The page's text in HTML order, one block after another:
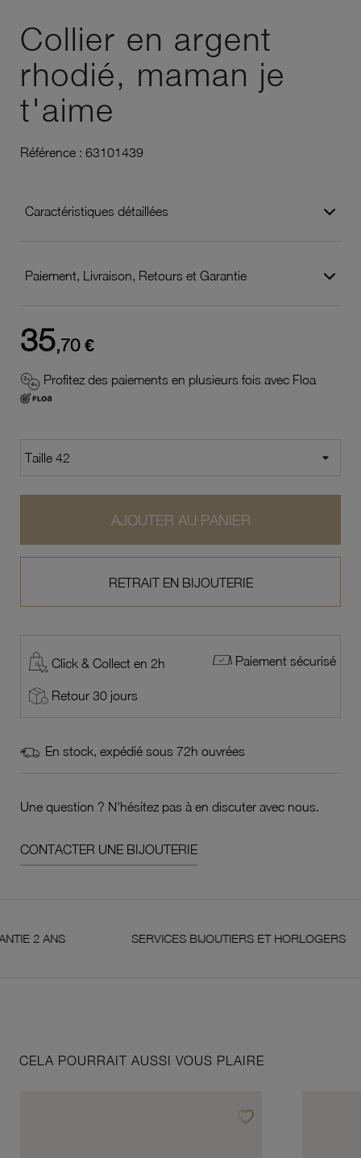
Collier en argent
rhodié, maman je
t'aime
Référence : 63101439
Caractéristiques détaillées
Paiement, Livraison, Retours et Garantie
35,70 €
Profitez des paiements en plusieurs fois avec Floa
AJOUTER AU PANIER
RETRAIT EN BIJOUTERIE
Click & Collect en 2h Paiement sécurisé
Retour 30 jours
En stock, expédié sous 72h ouvrées
Une question ? N'hésitez pas à en discuter avec nous.
CONTACTER UNE BIJOUTERIE
ANS SERVICES BIJOUTIERS ET HORLOGERS
CELA POURRAIT AUSSI VOUS PLAIRE
favorite_borderAjouter à vos favoris